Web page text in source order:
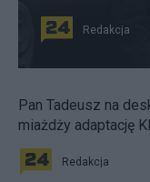
Redakcja
Pan Tadeusz na
miażdży adaptację
Redakcja